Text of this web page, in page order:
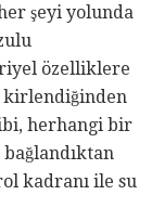
şeyi yolunda
özelliklere
kirlendiğinden
herhangi bir
kadranı ile su